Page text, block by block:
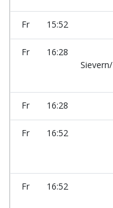
Fr 15:52
Fr 16:28
Fr 16:28
Fr 16:52
Fr 16:52